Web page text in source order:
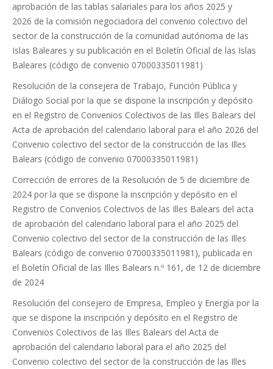
aprobación de las tablas salariales para los años 2025 y
2026 de la comisión negociadora del convenio colectivo del
sector de la construcción de la comunidad autónoma de las
Islas Baleares y su publicación en el Boletín Oficial de las Islas
Baleares (código de convenio 07000335011981)
Resolución de la consejera de Trabajo, Función Pública y
Diálogo Social por la que se dispone la inscripción y depósito
en el Registro de Convenios Colectivos de las Illes Balears del
Acta de aprobación del calendario laboral para el año 2026 del
Convenio colectivo del sector de la construcción de las Illes
Balears (código de convenio 07000335011981)
Corrección de errores de la Resolución de 5 de diciembre de
2024 por la que se dispone la inscripción y depósito en el
Registro de Convenios Colectivos de las Illes Balears del acta
de aprobación del calendario laboral para el año 2025 del
Convenio colectivo del sector de la construcción de las Illes
Balears (código de convenio 07000335011981), publicada en
el Boletín Oficial de las Illes Balears n.º 161, de 12 de diciembre
de 2024
Resolución del consejero de Empresa, Empleo y Energía por la
que se dispone la inscripción y depósito en el Registro de
Convenios Colectivos de las Illes Balears del Acta de
aprobación del calendario laboral para el año 2025 del
Convenio colectivo del sector de la construcción de las Illes